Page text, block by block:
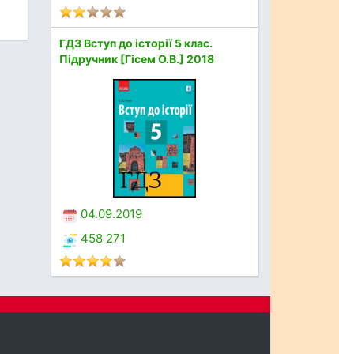
ГДЗ Вступ до історії 5 клас.
Підручник [Гісем О.В.] 2018
04.09.2019
458 271